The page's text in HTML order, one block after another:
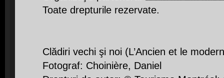
Toate drepturile rezervate.
Clădiri vechi şi noi (L’Ancien et le
Fotograf: Choinière, Daniel